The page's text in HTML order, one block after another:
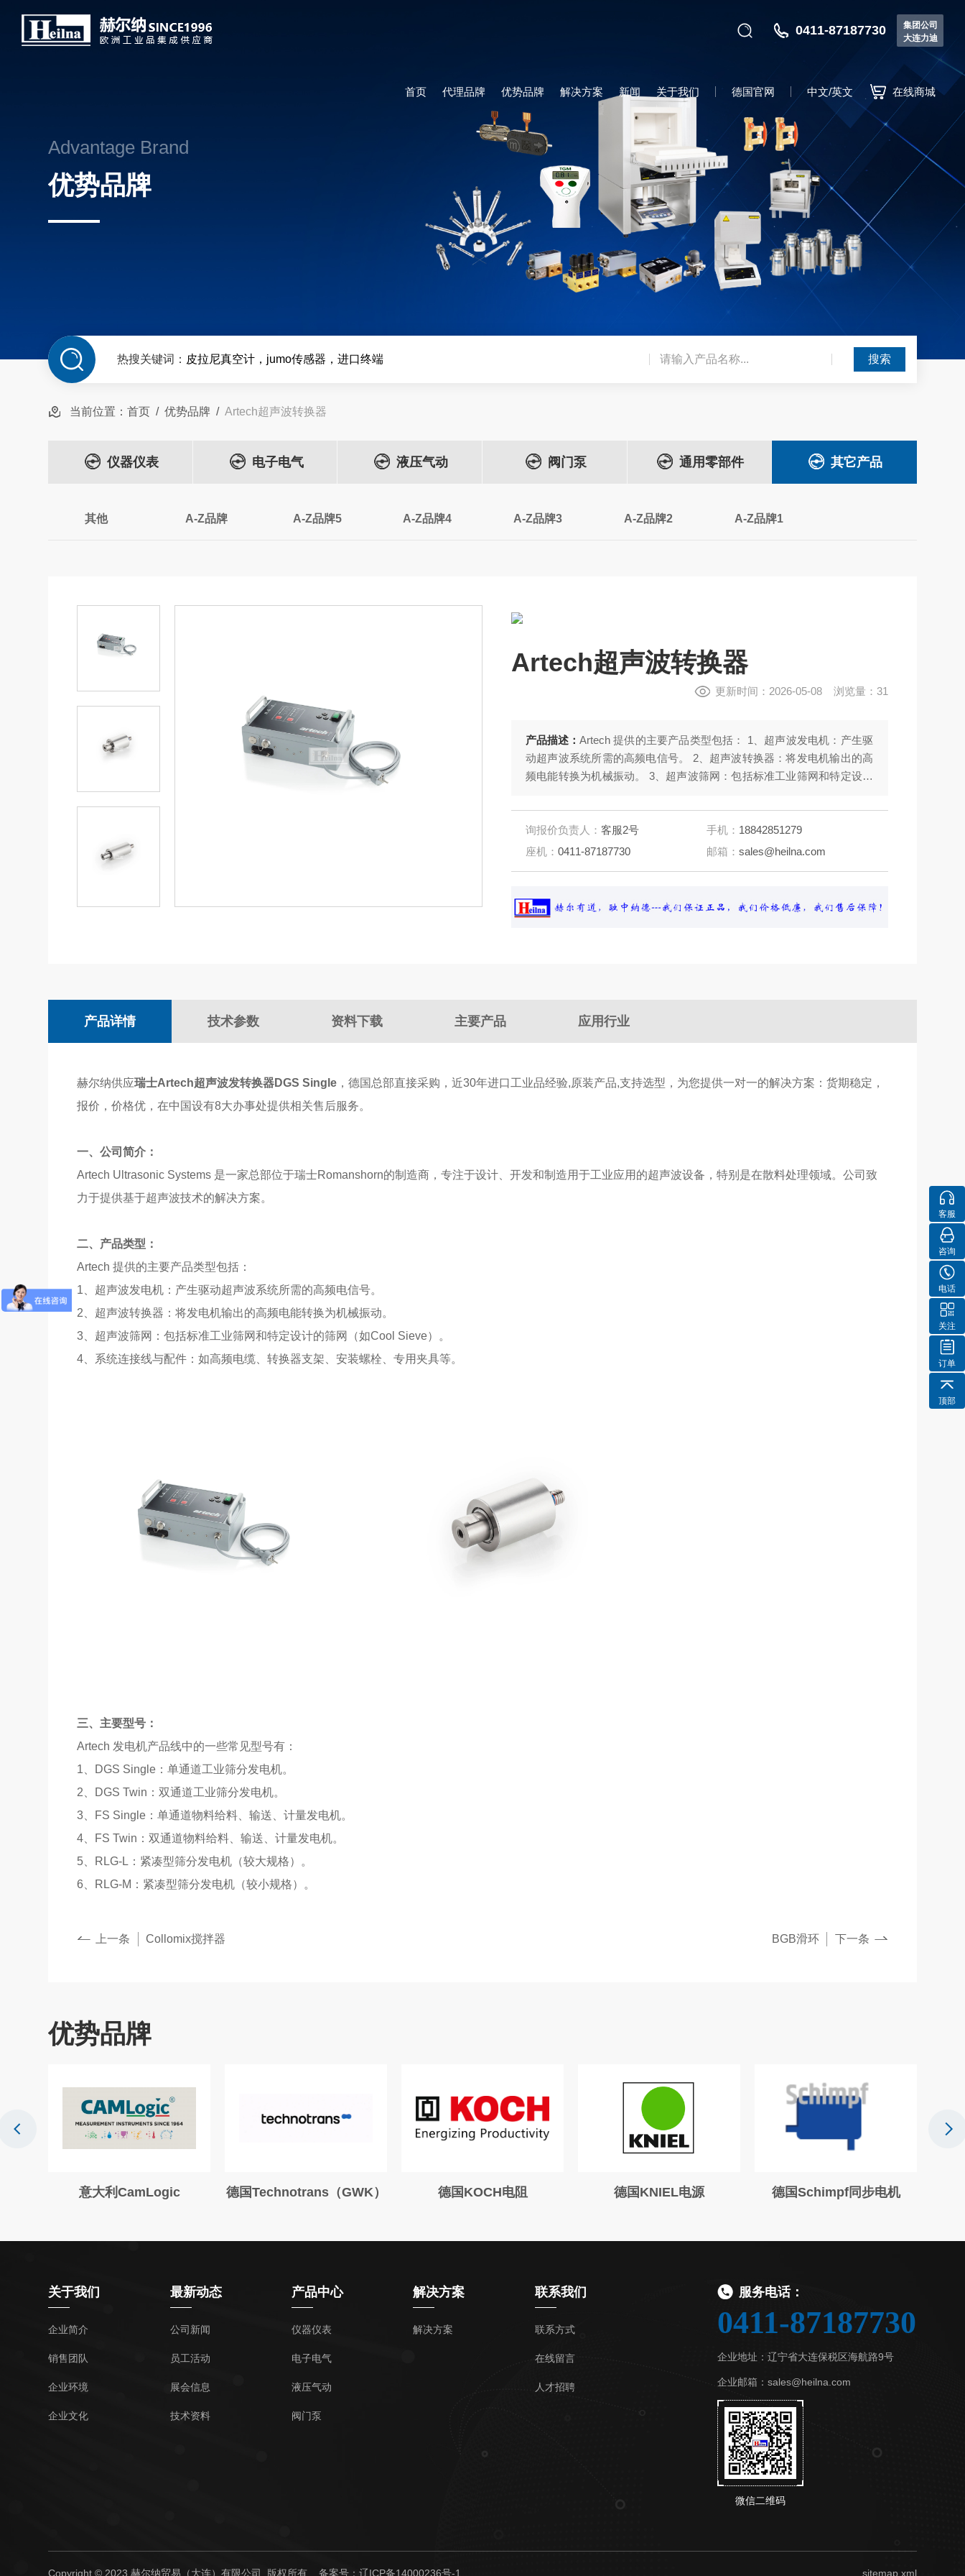
集团公司
大连力迪
0411-87187730
首页 代理品牌 优势品牌 解决方案 新闻 关于我们 德国官网 中文/英文 在线商城
Advantage Brand
优势品牌
热搜关键词： 皮拉尼真空计，jumo传感器，进口终端
当前位置：首页 /优势品牌 /Artech超声波转换器
仪器仪表 电子电气 液压气动 阀门泵 通用零部件 其它产品
其他 A-Z品牌 A-Z品牌5 A-Z品牌4 A-Z品牌3 A-Z品牌2 A-Z品牌1
Artech超声波转换器
更新时间：2026-05-08 浏览量：31
产品描述： Artech 提供的主要产品类型包括： 1、超声波发电机：产生驱
动超声波系统所需的高频电信号。 2、超声波转换器：将发电机输出的高
频电能转换为机械振动。 3、超声波筛网：包括标准工业筛网和特定设计
支架、安装螺栓、专用夹具等。
询报价负责人： 客服2号 手机： 18842851279
座机： 0411-87187730 邮箱：sales@heilna.com
产品详情 技术参数 资料下载 主要产品 应用行业
赫尔纳供应瑞士Artech超声波发转换器DGS Single ，德国总部直接采购，近30年进口工业品经验,原装产品,支持选型，为您提供一对一的解决方案：货期稳定，
报价，价格优，在中国设有8大办事处提供相关售后服务。
一、公司简介：
Artech Ultrasonic Systems 是一家总部位于瑞士Romanshorn的制造商，专注于设计、开发和制造用于工业应用的超声波设备，特别是在散料处理领域。公司致
力于提供基于超声波技术的解决方案。
二、产品类型：
Artech 提供的主要产品类型包括：
1、超声波发电机：产生驱动超声波系统所需的高频电信号。
2、超声波转换器：将发电机输出的高频电能转换为机械振动。
3、超声波筛网：包括标准工业筛网和特定设计的筛网（如Cool Sieve）。
4、系统连接线与配件：如高频电缆、转换器支架、安装螺栓、专用夹具等。
三、主要型号：
Artech 发电机产品线中的一些常见型号有：
1、DGS Single：单通道工业筛分发电机。
2、DGS Twin：双通道工业筛分发电机。
3、FS Single：单通道物料给料、输送、计量发电机。
4、FS Twin：双通道物料给料、输送、计量发电机。
5、RLG-L：紧凑型筛分发电机（较大规格）。
6、RLG-M：紧凑型筛分发电机（较小规格）。
上一条 Collomix搅拌器 下一条
BGB滑环
优势品牌
意大利CamLogic 德国Technotrans（GWK） 德国KOCH电阻 德国KNIEL电源 德国Schimpf同步电机
关于我们
企业简介
销售团队
企业环境
企业文化
最新动态
公司新闻
员工活动
展会信息
技术资料
产品中心
仪器仪表
电子电气
液压气动
阀门泵
解决方案
解决方案
联系我们
联系方式
在线留言
人才招聘
服务电话：
0411-87187730
企业地址：辽宁省大连保税区海航路9号
企业邮箱：sales@heilna.com
微信二维码
Copyright © 2023 赫尔纳贸易（大连）有限公司 版权所有备案号：辽ICP备14000236号-1 sitemap.xml
客服
咨询
电话
关注
订单
顶部